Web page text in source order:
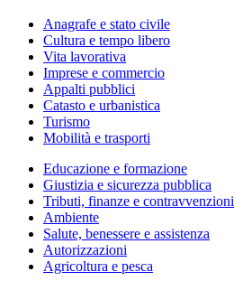
Anagrafe e stato civile
Cultura e tempo libero
Vita lavorativa
Imprese e commercio
Appalti pubblici
Catasto e urbanistica
Turismo
Mobilità e trasporti
Educazione e formazione
Giustizia e sicurezza pubblica
Tributi, finanze e contravvenzioni
Ambiente
Salute, benessere e assistenza
Autorizzazioni
Agricoltura e pesca